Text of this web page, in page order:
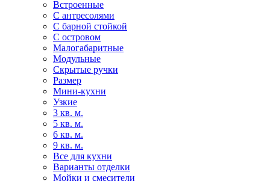
Встроенные
С антресолями
С барной стойкой
С островом
Малогабаритные
Модульные
Скрытые ручки
Размер
Мини-кухни
Узкие
3 кв. м.
5 кв. м.
6 кв. м.
9 кв. м.
Все для кухни
Варианты отделки
Мойки и смесители